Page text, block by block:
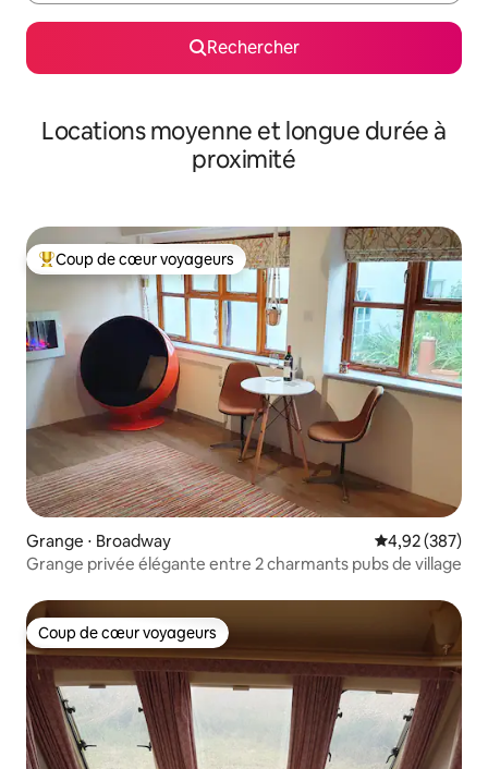
Rechercher
Locations moyenne et longue durée à
proximité
Coups de cœur voyageurs les plus appréciés
Coup de cœur voyageurs
Grange ⋅ Broadway Évaluation
4,92 (387)
Grange privée élégante entre 2 charmants pubs de village
Coup de cœur voyageurs
Coup de cœur voyageurs